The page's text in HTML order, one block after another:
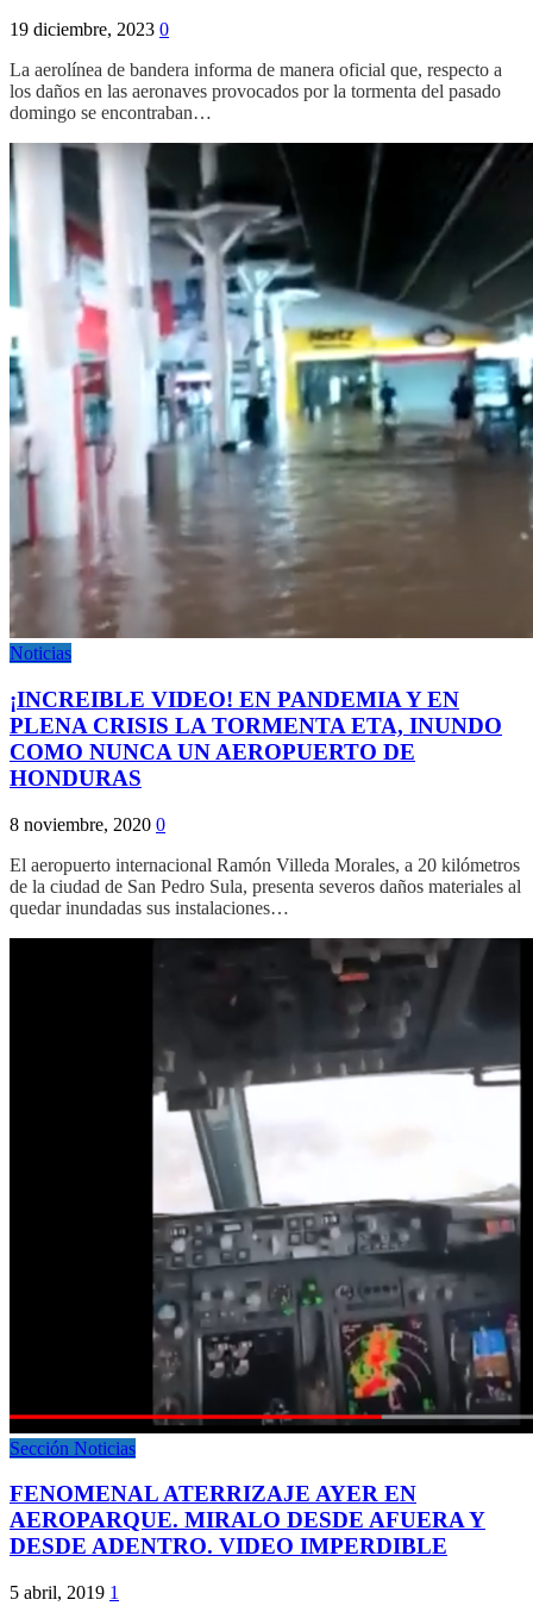
19 diciembre, 2023 0
La aerolínea de bandera informa de manera oficial que, respecto a
los daños en las aeronaves provocados por la tormenta del pasado
domingo se encontraban…
Noticias
¡INCREIBLE VIDEO! EN PANDEMIA Y EN
PLENA CRISIS LA TORMENTA ETA, INUNDO
COMO NUNCA UN AEROPUERTO DE
HONDURAS
8 noviembre, 2020 0
El aeropuerto internacional Ramón Villeda Morales, a 20 kilómetros
de la ciudad de San Pedro Sula, presenta severos daños materiales al
quedar inundadas sus instalaciones…
Sección Noticias
FENOMENAL ATERRIZAJE AYER EN
AEROPARQUE. MIRALO DESDE AFUERA Y
DESDE ADENTRO. VIDEO IMPERDIBLE
5 abril, 2019 1